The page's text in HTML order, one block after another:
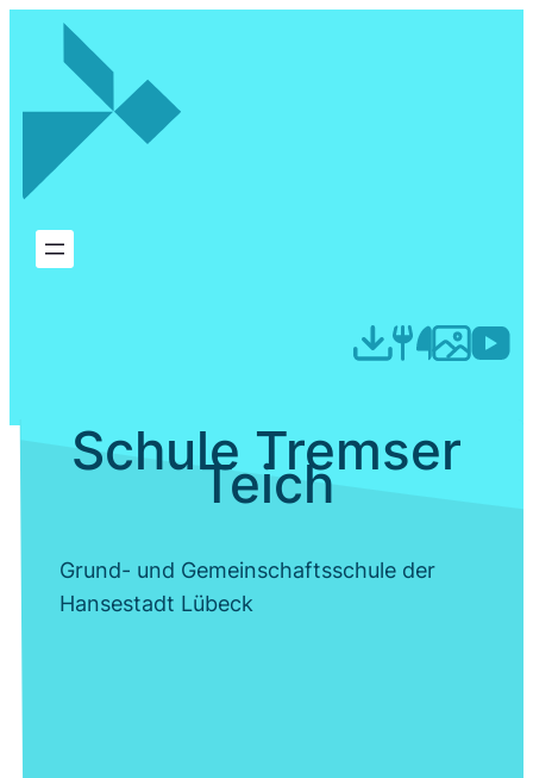
Schule Tremser
Teich
Grund- und Gemeinschaftsschule der
Hansestadt Lübeck